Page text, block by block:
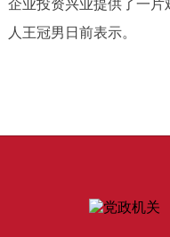
企业投资兴业提供了一片
人王冠男日前表示。